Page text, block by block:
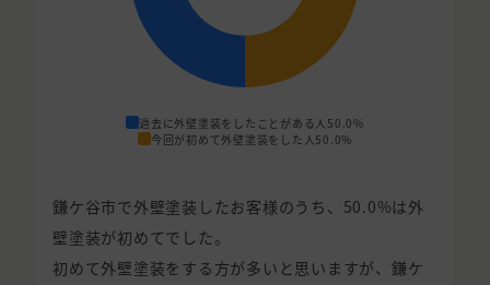
過去に外壁塗装をしたことがある人 50.0%
今回が初めて外壁塗装をした人 50.0%
鎌ケ谷市で外壁塗装したお客様のうち、50.0%は外
壁塗装が初めてでした。
初めて外壁塗装をする方が多いと思いますが、鎌ケ